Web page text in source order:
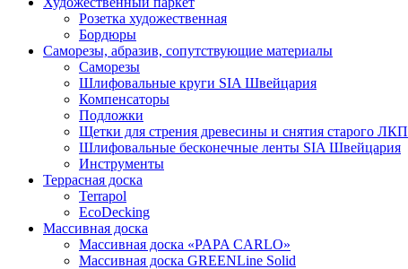
Розетка художественная
Бордюры
Саморезы, абразив, сопутствующие материалы
Саморезы
Шлифовальные круги SIA Швейцария
Компенсаторы
Подложки
Щетки для стрения древесины и снятия старого ЛКП
Шлифовальные бесконечные ленты SIA Швейцария
Инструменты
Террасная доска
Terrapol
EcoDecking
Массивная доска
Массивная доска «PAPA CARLO»
Массивная доска GREENLine Solid